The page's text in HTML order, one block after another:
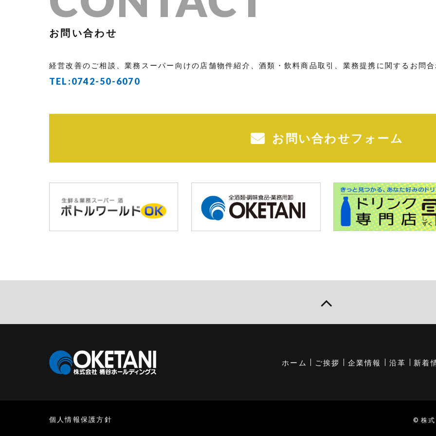
お問い合わせ
経営改善のご相談、業務スーパー向けの店舗物件紹介、酒類・飲料商品取引、業務提携に関するお問
TEL:0742-50-6070
お問い合わせフォーム
ホーム ご挨拶 企業情報 沿革 新着
個人情報保護方針 © 株